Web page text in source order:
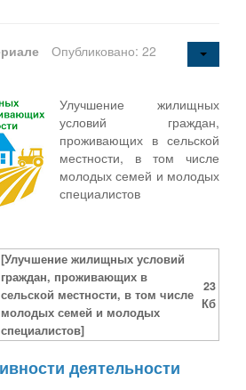
Опубликовано: 22
Улучшение жилищных
условий граждан,
проживающих в сельской
местности, в том числе
молодых семей и молодых
специалистов
[Улучшение жилищных условий
граждан, проживающих в
сельской местности, в том числе
молодых семей и молодых
специалистов]
23
Кб
деятельности